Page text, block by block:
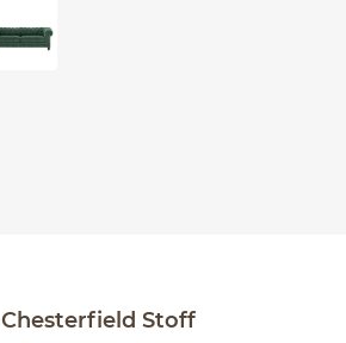
Chesterfield Stoff